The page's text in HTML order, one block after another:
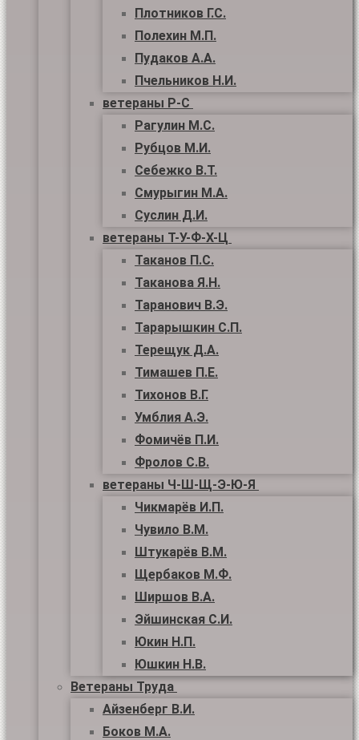
Плотников Г.С.
Полехин М.П.
Пудаков А.А.
Пчельников Н.И.
ветераны Р-С
Рагулин М.С.
Рубцов М.И.
Себежко В.Т.
Смурыгин М.А.
Суслин Д.И.
ветераны Т-У-Ф-Х-Ц
Таканов П.С.
Таканова Я.Н.
Таранович В.Э.
Тарарышкин С.П.
Терещук Д.А.
Тимашев П.Е.
Тихонов В.Г.
Умблия А.Э.
Фомичёв П.И.
Фролов С.В.
ветераны Ч-Ш-Щ-Э-Ю-Я
Чикмарёв И.П.
Чувило В.М.
Штукарёв В.М.
Щербаков М.Ф.
Ширшов В.А.
Эйшинская С.И.
Юкин Н.П.
Юшкин Н.В.
Ветераны Труда
Айзенберг В.И.
Боков М.А.